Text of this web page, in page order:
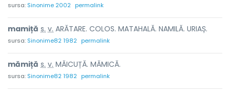
sursa: Sinonime 2002 permalink
mamiță s. v. ARĂTARE. COLOS. MATAHALĂ. NAMILĂ. URIAȘ.
sursa: Sinonime82 1982 permalink
mămiță s. v. MĂICUȚĂ. MĂMICĂ.
sursa: Sinonime82 1982 permalink